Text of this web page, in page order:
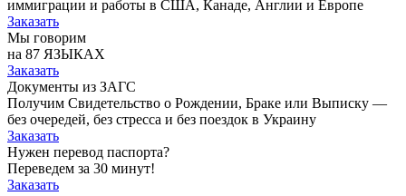
иммиграции и работы в США, Канаде, Англии и Европе
Заказать
Мы говорим
на 87 ЯЗЫКАХ
Заказать
Документы из ЗАГС
Получим Свидетельство о Рождении, Браке или Выписку —
без очередей, без стресса и без поездок в Украину
Заказать
Нужен перевод паспорта?
Переведем за 30 минут!
Заказать